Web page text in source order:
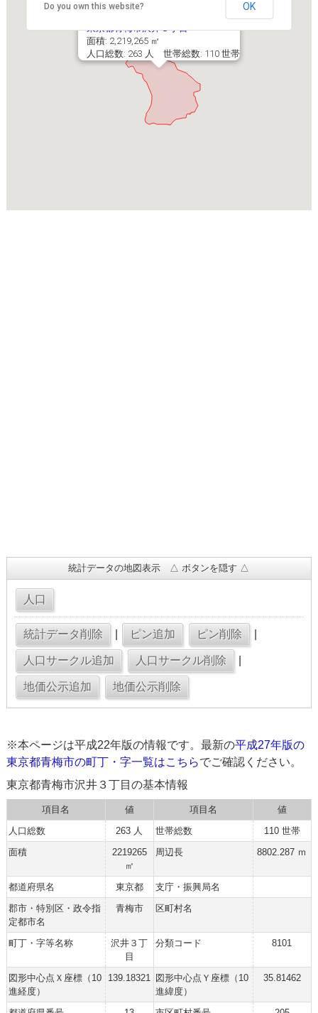
東京都青梅市沢井３丁目
面積: 2,219,265 ㎡
人口総数: 263 人 世帯総数: 110 世帯
Do you own this website? OK
統計データの地図表示 △ ボタンを隠す △
※本ページは平成22年版の情報です。最新の平成27年版の
東京都青梅市の町丁・字一覧はこちらでご確認ください。
東京都青梅市沢井３丁目の基本情報
項目名 値 項目名
値
人口総数
263 人 世帯総数
110 世帯
面積
2219265
㎡
周辺長 8802.287 ｍ
都道府県名 東京都
支庁・振興局名
郡市・特別区・政令指
定都市名
青梅市 区町村名
町丁・字等名称
沢井３丁
目
分類コード 8101
図形中心点Ｘ座標（10
進経度）
139.18321 図形中心点Ｙ座標（10
進緯度）
35.81462